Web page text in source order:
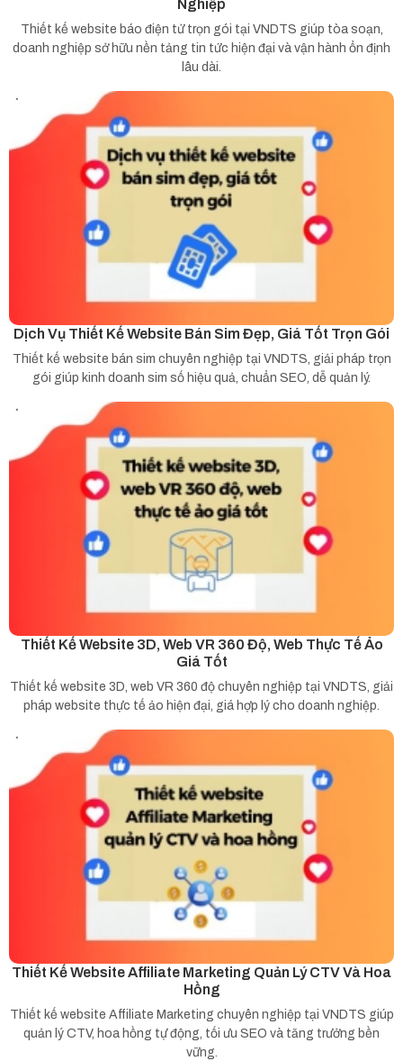
Nghiệp
Thiết kế website báo điện tử trọn gói tại VNDTS giúp tòa soạn,
doanh nghiệp sở hữu nền tảng tin tức hiện đại và vận hành ổn định
lâu dài.
Dịch Vụ Thiết Kế Website Bán Sim Đẹp, Giá Tốt Trọn Gói
Thiết kế website bán sim chuyên nghiệp tại VNDTS, giải pháp trọn
gói giúp kinh doanh sim số hiệu quả, chuẩn SEO, dễ quản lý.
Thiết Kế Website 3D, Web VR 360 Độ, Web Thực Tế Ảo
Giá Tốt
Thiết kế website 3D, web VR 360 độ chuyên nghiệp tại VNDTS, giải
pháp website thực tế ảo hiện đại, giá hợp lý cho doanh nghiệp.
Thiết Kế Website Affiliate Marketing Quản Lý CTV Và Hoa
Hồng
Thiết kế website Affiliate Marketing chuyên nghiệp tại VNDTS giúp
quản lý CTV, hoa hồng tự động, tối ưu SEO và tăng trưởng bền
vững.